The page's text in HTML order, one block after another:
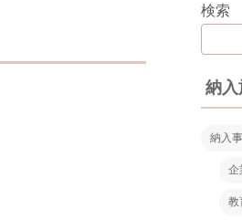
検索
納入
納入
企
教